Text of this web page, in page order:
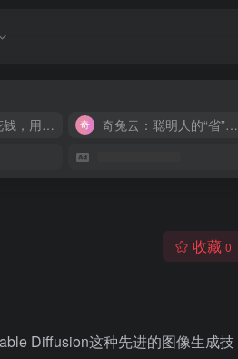
主机侦探 - 少花钱，用好云 奇兔云：聪明人的“省”钱计划！
收藏 0
Diffusion这种先进的图像生成技